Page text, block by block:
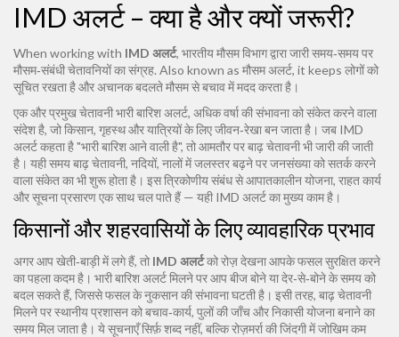
IMD अलर्ट – क्या है और क्यों जरूरी?
When working with IMD अलर्ट, भारतीय मौसम विभाग द्वारा जारी समय‑समय पर
मौसम‑संबंधी चेतावनियों का संग्रह. Also known as मौसम अलर्ट, it keeps लोगों को
सूचित रखता है और अचानक बदलते मौसम से बचाव में मदद करता है।
एक और प्रमुख चेतावनीभारी बारिश अलर्ट, अधिक वर्षा की संभावना को संकेत करने वाला
संदेशहै, जो किसान, गृहस्थ और यात्रियों के लिए जीवन‑रेखा बन जाता है। जब IMD
अलर्ट कहता है "भारी बारिश आने वाली है", तो आमतौर पर बाढ़ चेतावनी भी जारी की जाती
है। यही समयबाढ़ चेतावनी, नदियों, नालों में जलस्तर बढ़ने पर जनसंख्या को सतर्क करने
वाला संकेतका भी शुरू होता है। इस त्रिकोणीय संबंध से आपातकालीन योजना, राहत कार्य
और सूचना प्रसारण एक साथ चल पाते हैं — यही IMD अलर्ट का मुख्य काम है।
किसानों और शहरवासियों के लिए व्यावहारिक प्रभाव
अगर आप खेती‑बाड़ी में लगे हैं, तो IMD अलर्टको रोज़ देखना आपके फसल सुरक्षित करने
का पहला कदम है। भारी बारिश अलर्ट मिलने पर आप बीज बोने या देर‑से‑बोने के समय को
बदल सकते हैं, जिससे फसल के नुकसान की संभावना घटती है। इसी तरह, बाढ़ चेतावनी
मिलने पर स्थानीय प्रशासन को बचाव‑कार्य, पुलों की जाँच और निकासी योजना बनाने का
समय मिल जाता है। ये सूचनाएँ सिर्फ़ शब्द नहीं, बल्कि रोज़मर्रा की जिंदगी में जोखिम कम